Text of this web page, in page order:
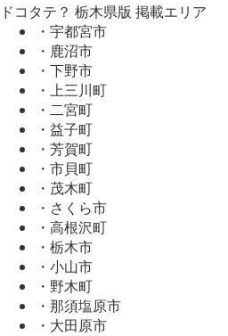
ドコタテ？ 栃木県版 掲載エリア
・宇都宮市
・鹿沼市
・下野市
・上三川町
・二宮町
・益子町
・芳賀町
・市貝町
・茂木町
・さくら市
・高根沢町
・栃木市
・小山市
・野木町
・那須塩原市
・大田原市